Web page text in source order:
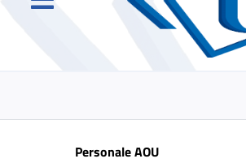
Personale AOU